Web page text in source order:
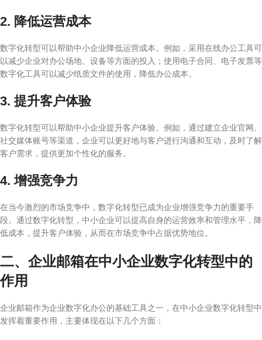
2. 降低运营成本
数字化转型可以帮助中小企业降低运营成本。例如，采用在线办公工具可
以减少企业对办公场地、设备等方面的投入；使用电子合同、电子发票等
数字化工具可以减少纸质文件的使用，降低办公成本。
3. 提升客户体验
数字化转型可以帮助中小企业提升客户体验。例如，通过建立企业官网、
社交媒体账号等渠道，企业可以更好地与客户进行沟通和互动，及时了解
客户需求，提供更加个性化的服务。
4. 增强竞争力
在当今激烈的市场竞争中，数字化转型已成为企业增强竞争力的重要手
段。通过数字化转型，中小企业可以提高自身的运营效率和管理水平，降
低成本，提升客户体验，从而在市场竞争中占据优势地位。
二、企业邮箱在中小企业数字化转型中的
作用
企业邮箱作为企业数字化办公的基础工具之一，在中小企业数字化转型中
发挥着重要作用，主要体现在以下几个方面：